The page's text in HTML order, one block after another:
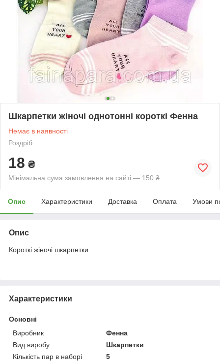
Шкарпетки жіночі однотонні короткі Фенна
Немає в наявності
Роздріб
18 ₴
Мінімальна сума замовлення на сайті — 150 ₴
Опис Характеристики Доставка Оплата Умови
Опис
Короткі жіночі шкарпетки
Характеристики
Основні
Виробник
Фенна
Вид виробу
Шкарпетки
Кількість пар в наборі
5